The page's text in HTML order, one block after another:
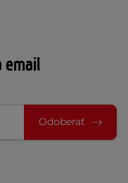
email
Odoberať